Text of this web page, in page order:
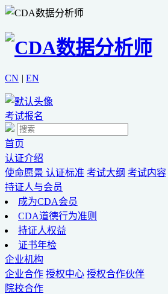
CN | EN
考试报名
首页
认证介绍
使命愿景 认证标准 考试大纲 考试内容
持证人与会员
成为CDA会员
CDA道德行为准则
持证人权益
证书年检
企业机构
企业合作 授权中心 授权合作伙伴
院校合作